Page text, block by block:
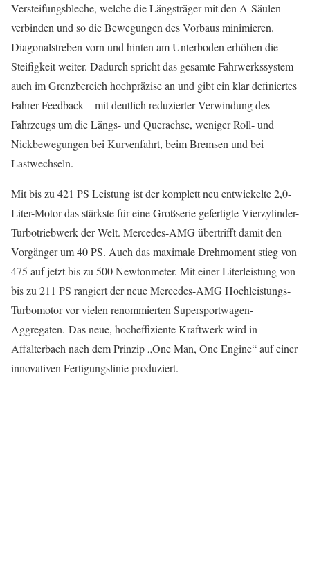
Versteifungsbleche, welche die Längsträger mit den A-Säulen
verbinden und so die Bewegungen des Vorbaus minimieren.
Diagonalstreben vorn und hinten am Unterboden erhöhen die
Steifigkeit weiter. Dadurch spricht das gesamte Fahrwerkssystem
auch im Grenzbereich hochpräzise an und gibt ein klar definiertes
Fahrer-Feedback – mit deutlich reduzierter Verwindung des
Fahrzeugs um die Längs- und Querachse, weniger Roll- und
Nickbewegungen bei Kurvenfahrt, beim Bremsen und bei
Lastwechseln.
Mit bis zu 421 PS Leistung ist der komplett neu entwickelte 2,0-
Liter-Motor das stärkste für eine Großserie gefertigte Vierzylinder-
Turbotriebwerk der Welt. Mercedes-AMG übertrifft damit den
Vorgänger um 40 PS. Auch das maximale Drehmoment stieg von
475 auf jetzt bis zu 500 Newtonmeter. Mit einer Literleistung von
bis zu 211 PS rangiert der neue Mercedes-AMG Hochleistungs-
Turbomotor vor vielen renommierten Supersportwagen-
Aggregaten. Das neue, hocheffiziente Kraftwerk wird in
Affalterbach nach dem Prinzip „One Man, One Engine“ auf einer
innovativen Fertigungslinie produziert.